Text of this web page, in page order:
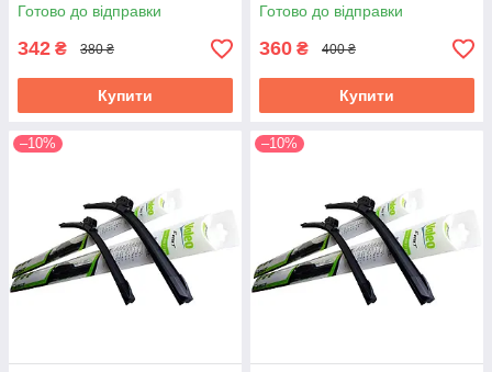
Готово до відправки
342 ₴ 380 ₴
Купити
Готово до відправки
360 ₴ 400 ₴
Купити
–10% –10%